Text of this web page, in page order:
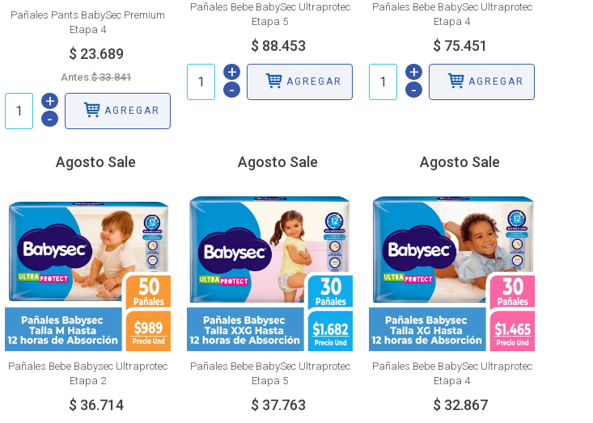
Pañales Pants BabySec Premium
Etapa 4
Antes:
+
-
AGREGAR
Pañales Bebe BabySec Ultraprotec
Etapa 5
+
-
AGREGAR
Pañales Bebe BabySec Ultraprotec
Etapa 4
+
-
AGREGAR
Agosto Sale
Pañales Bebe Babysec Ultraprotec
Etapa 2
Agosto Sale
Pañales Bebe BabySec Ultraprotec
Etapa 5
Agosto Sale
Pañales Bebe BabySec Ultraprotec
Etapa 4